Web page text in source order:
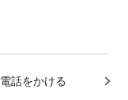
電話をかける